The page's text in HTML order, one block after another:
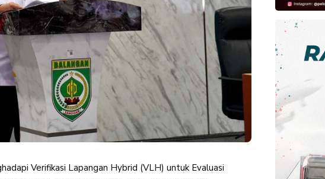
Verifikasi Lapangan Hybrid (VLH) untuk Evaluasi